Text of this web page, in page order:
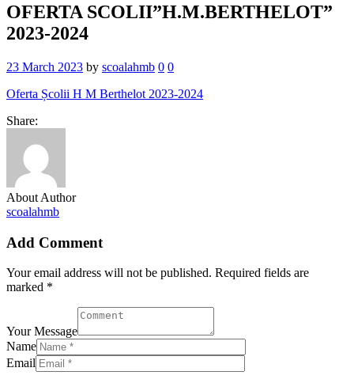
OFERTA SCOLII”H.M.BERTHELOT”
2023-2024
23 March 2023 by scoalahmb 0 0
Oferta Școlii H M Berthelot 2023-2024
Share:
About Author
scoalahmb
Add Comment
Your email address will not be published. Required fields are
marked *
Your Message
Name
Email